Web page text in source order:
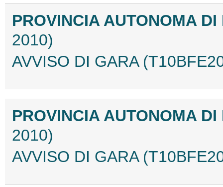
PROVINCIA AUTONOMA
2010)
AVVISO DI GARA
PROVINCIA AUTONOMA
2010)
AVVISO DI GARA